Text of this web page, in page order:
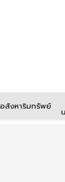
อสังหาริมทรัพย์